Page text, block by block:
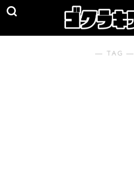
― TAG ―